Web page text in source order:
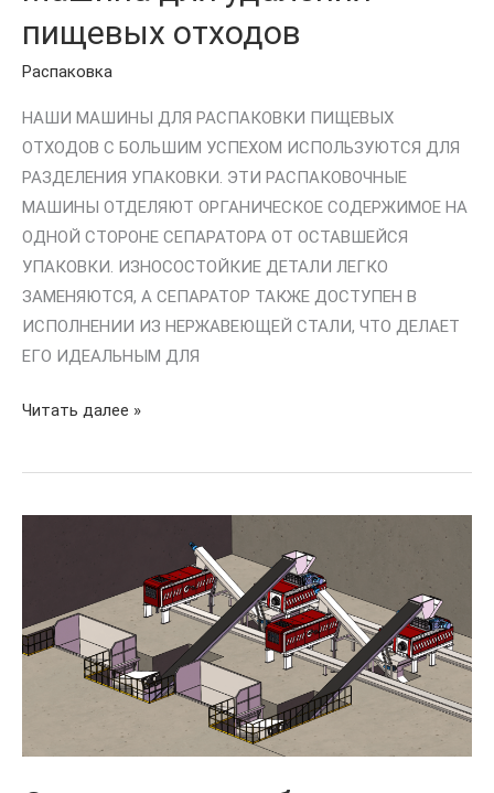
пищевых отходов
Распаковка
НАШИ МАШИНЫ ДЛЯ РАСПАКОВКИ ПИЩЕВЫХ
ОТХОДОВ С БОЛЬШИМ УСПЕХОМ ИСПОЛЬЗУЮТСЯ ДЛЯ
РАЗДЕЛЕНИЯ УПАКОВКИ. ЭТИ РАСПАКОВОЧНЫЕ
МАШИНЫ ОТДЕЛЯЮТ ОРГАНИЧЕСКОЕ СОДЕРЖИМОЕ НА
ОДНОЙ СТОРОНЕ СЕПАРАТОРА ОТ ОСТАВШЕЙСЯ
УПАКОВКИ. ИЗНОСОСТОЙКИЕ ДЕТАЛИ ЛЕГКО
ЗАМЕНЯЮТСЯ, А СЕПАРАТОР ТАКЖЕ ДОСТУПЕН В
ИСПОЛНЕНИИ ИЗ НЕРЖАВЕЮЩЕЙ СТАЛИ, ЧТО ДЕЛАЕТ
ЕГО ИДЕАЛЬНЫМ ДЛЯ
Читать далее »
органических
отходов